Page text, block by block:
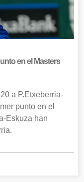
en el Masters
a P.Etxeberria-
punto en el
Eskuza han